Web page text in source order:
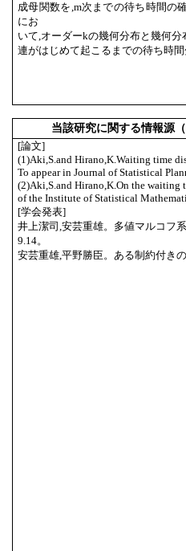
成母関数を,m次までの待ち時間の
にお
いて,オーダーkの幾何分布と幾何
連がはじめて起こるまでの待ち時間
当該研究に関する情報源
[論文]
(1)Aki,S.and Hirano,K.Waiting time
To appear in Journal of Statistical
(2)Aki,S.and Hirano,K.On the waiting
of the Institute of Statistical
[学会発表]
井上潔司,安芸重雄。多値マルコフ
9.14。
安芸重雄,平野勝臣。ある制約付き